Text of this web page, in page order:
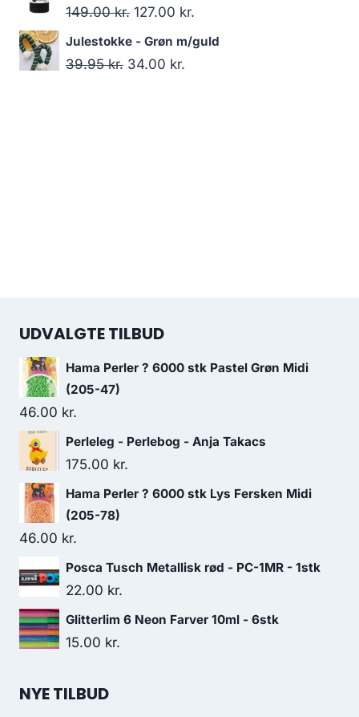
149.00kr. 127.00 kr.
Julestokke - Grøn m/guld
39.95kr. 34.00 kr.
UDVALGTE TILBUD
Hama Perler ? 6000 stk Pastel Grøn Midi
(205-47)
46.00 kr.
Perleleg - Perlebog - Anja Takacs
175.00 kr.
Hama Perler ? 6000 stk Lys Fersken Midi
(205-78)
46.00 kr.
Posca Tusch Metallisk rød - PC-1MR - 1stk
22.00 kr.
Glitterlim 6 Neon Farver 10ml - 6stk
15.00 kr.
NYE TILBUD